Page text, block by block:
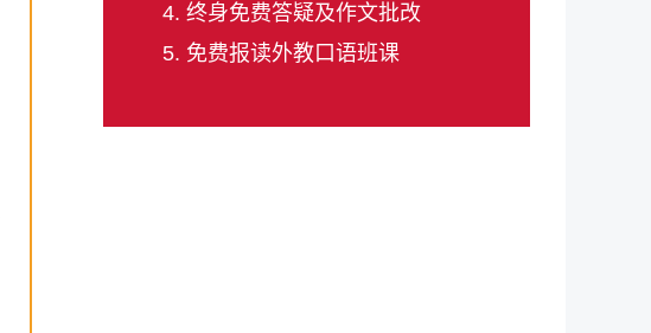
4. 终身免费答疑及作文批改
5. 免费报读外教口语班课